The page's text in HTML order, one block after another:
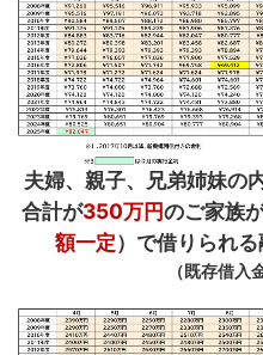
夫婦、親子、兄弟姉妹の
合計が350万円のご家族
額一定）で借りられ
（既存借入